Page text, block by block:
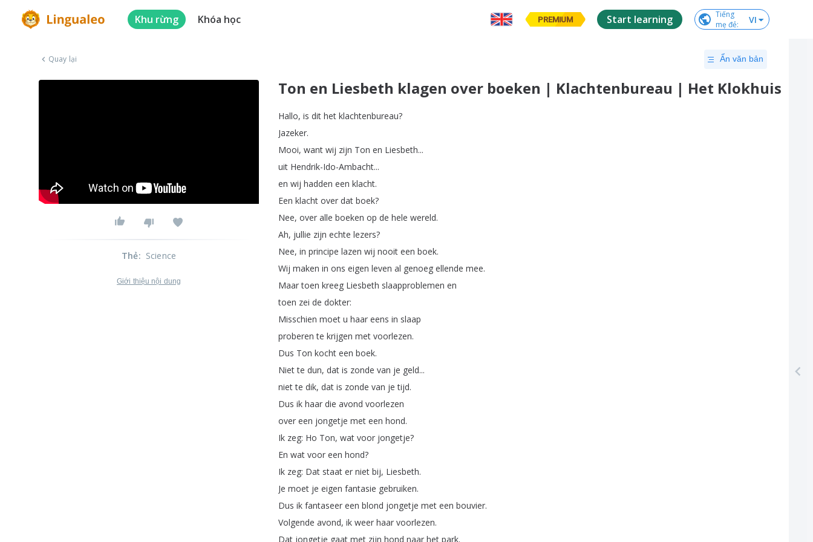
Khu rừng Khóa học PREMIUM Start learning
Tiếng
mẹ đẻ: VI
Quay lại Ẩn văn bản
Ton en Liesbeth klagen over boeken | Klachtenbureau | Het Klokhuis
Hallo, is dit het klachtenbureau?
Jazeker.
Mooi, want wij zijn Ton en Liesbeth...
uit Hendrik-Ido-Ambacht...
en wij hadden een klacht.
Een klacht over dat boek?
Nee, over alle boeken op de hele wereld.
Ah, jullie zijn echte lezers?
Nee, in principe lazen wij nooit een boek.
Wij maken in ons eigen leven al genoeg ellende mee.
Maar toen kreeg Liesbeth slaapproblemen en
toen zei de dokter:
Misschien moet u haar eens in slaap
proberen te krijgen met voorlezen.
Dus Ton kocht een boek.
Niet te dun, dat is zonde van je geld...
niet te dik, dat is zonde van je tijd.
Dus ik haar die avond voorlezen
over een jongetje met een hond.
Ik zeg: Ho Ton, wat voor jongetje?
En wat voor een hond?
Ik zeg: Dat staat er niet bij, Liesbeth.
Je moet je eigen fantasie gebruiken.
Dus ik fantaseer een blond jongetje met een bouvier.
Volgende avond, ik weer haar voorlezen.
Dat jongetje gaat met zijn hond naar het park.
Thẻ: Science
Giới thiệu nội dung